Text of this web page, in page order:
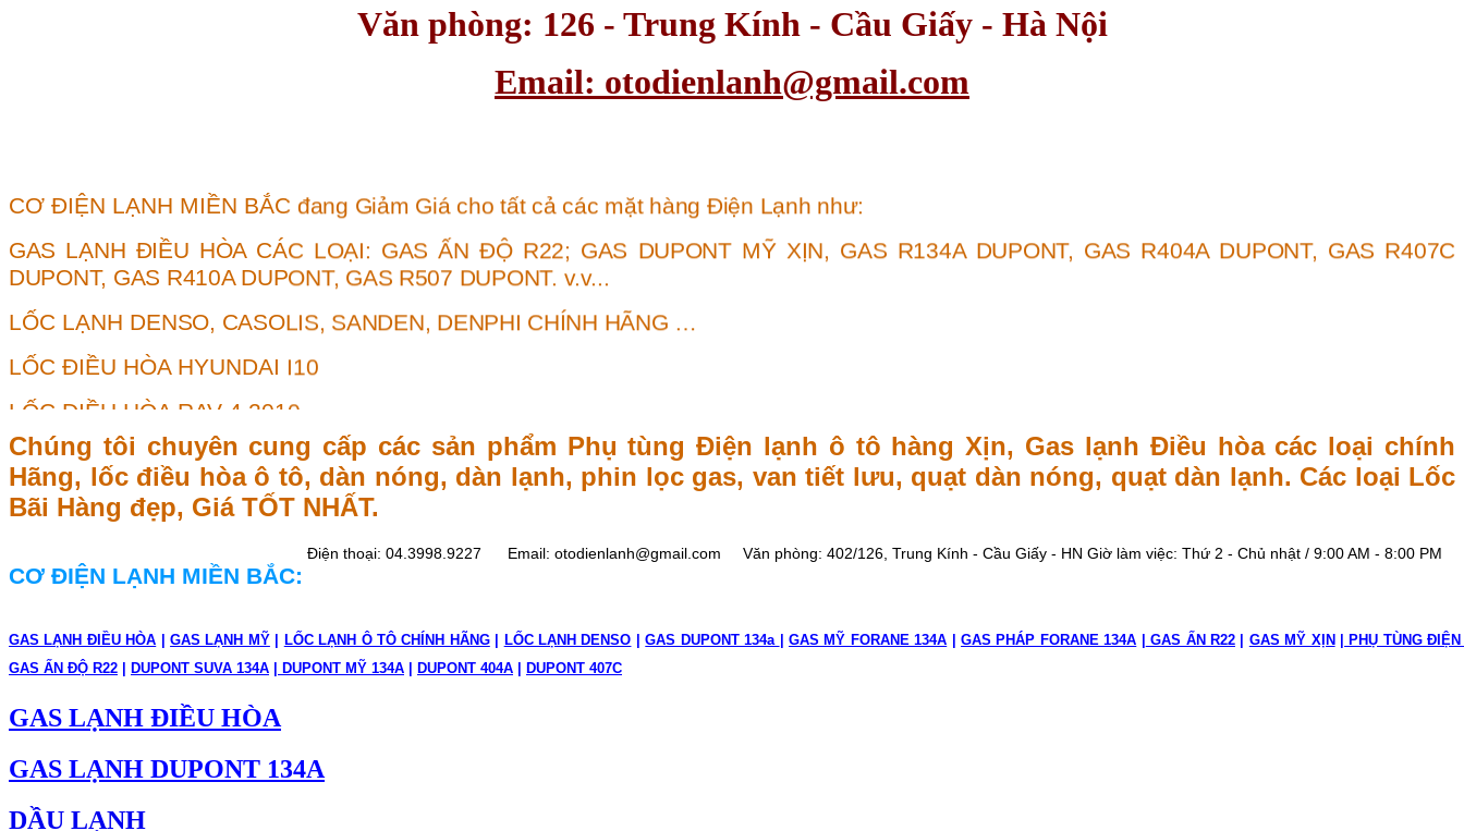
Văn phòng: 126 - Trung Kính - Cầu Giấy - Hà Nội
Email: otodienlanh@gmail.com
GAS LẠNH ĐIỀU HÒA CÁC LOẠI:GAS ẤN ĐỘ R22;GAS DUPONT MỸ XỊN,GAS R134A DUPONT
DUPONT ,GAS R410A DUPONT, GAS R507 DUPONT.v.v...
LỐC LẠNH DE NSO, CASOLIS,SANDEN, DENPHI CHÍNH HÃNG …
LỐC ĐIỀU HÒA HYUNDAI I10
LỐC ĐIỀU HÒA RAV-4 2010
LỐC ĐIỀU HÒA KIA CARENS, FORTE,CERATO
LỐC ĐIỀU HÒA NISSAN X-TRAIL T30,T31
LỐC ĐIỀU HÒA DOOWON
LỐC ĐIỀU HÒA MITSIBISHI TRITON,
LỐC ĐIỀU HÒA SANTAFE SLX
LỐC ĐIỀU HÒA CAPTIVA GAS
LỐC ĐIỀU HÒA BMW MINI COPPER
LỐC ĐIỀU HÒA SANTAFE MLX
LỐC ĐIỀU HÒA COROLLA ALTIS 2003
LỐC ĐIỀU HÒA NISSAN TEANA
Chúng tôi chuyên cung cấp các sản phẩm Phụ tùng Điện lạnh ô tô hàng Xịn, Gas lạnh Điều hòa các loại chính
Hãng, lốc điều hòa ô tô, dàn nóng, dàn lạnh, phin lọc gas, van tiết lưu, quạt dàn nóng, quạt dàn lạnh. Các loại Lốc
Bãi Hàng đẹp, Giá TỐT NHẤT.
CƠ ĐIỆN LẠNH MIỀN BẮC:
Điện thoại: 04.3998.9227 Email: otodienlanh@gmail.com Văn phòng: 402/126, Trung Kính - Cầu Giấy - HN Giờ làm việc: Thứ 2 - Chủ nhật / 9:00 AM - 8:00 PM
GAS LẠNH ĐIỀU HÒA |GAS LẠNH MỸ| LỐC LẠNH Ô TÔ CHÍNH HÃNG| LỐC LẠNH DENSO |GAS DUPONT 134a | GAS MỸ FORANE 134A |GAS PHÁP FORANE 134A | GAS ẤN R22| GAS MỸ XỊN| PHỤ TÙNG
GAS ẤN ĐỘ R22 | DUPONT SUVA 134A | DUPONT MỸ 134A | DUPONT 404A | DUPONT 407C
GAS LẠNH ĐIỀU HÒA
GAS LẠNH DUPONT 134A
DẦU LẠNH